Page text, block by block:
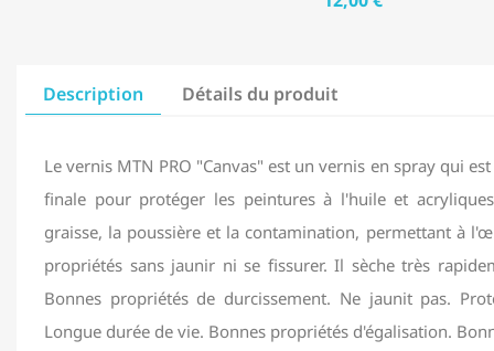
Description Détails du produit
Le vernis MTN PRO "Canvas" est un vernis en spray qui
finale pour protéger les peintures à l'huile et
graisse, la poussière et la contamination, permettant à
propriétés sans jaunir ni se fissurer. Il sèche très
Bonnes propriétés de durcissement. Ne jaunit pas.
Longue durée de vie. Bonnes propriétés d'égalisation.